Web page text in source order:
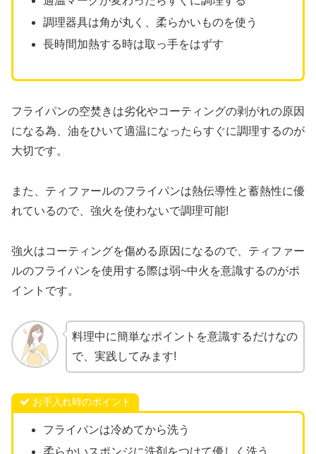
調理器具は角が丸く、柔らかいものを使う
長時間加熱する時は取っ手をはずす
フライパンの空焚きは劣化やコーティングの剥がれの原因
になる為、油をひいて適温になったらすぐに調理するのが
大切です。
また、ティファールのフライパンは熱伝導性と蓄熱性に優
れているので、強火を使わないで調理可能!
強火はコーティングを傷める原因になるので、ティファー
ルのフライパンを使用する際は弱~中火を意識するのがポ
イントです。
料理中に簡単なポイントを意識するだけなの
で、実践してみます!
お手入れ時のポイント
フライパンは冷めてから洗う
柔らかいスポンジに洗剤をつけて優しく洗う